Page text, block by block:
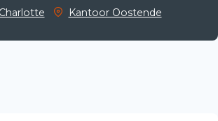
Kantoor Oostende